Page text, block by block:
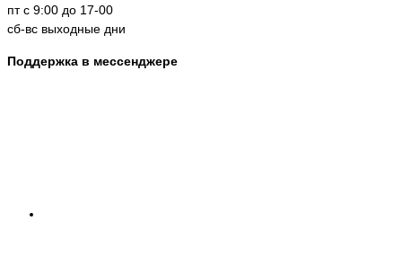
пт с 9:00 до 17-00
сб-вс выходные дни
Поддержка в мессенджере